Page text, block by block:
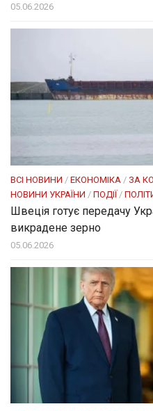
05.06.2026
ВСІ НОВИНИ / ЕКОНОМІКА / ЗА
НОВИНИ УКРАЇНИ / ПОДІЇ/
Швеція готує передачу
викрадене зерно
05.06.2026